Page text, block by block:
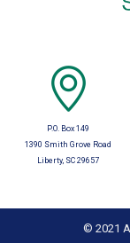
P.O. Box 149
1390 Smith Grove Road
Liberty, SC 29657
© 2021